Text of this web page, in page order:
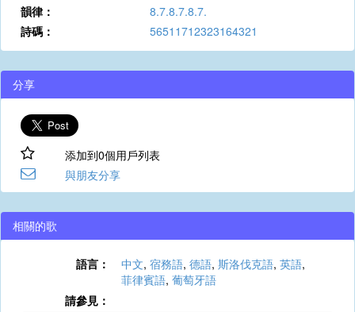
韻律：
8.7.8.7.8.7.
詩碼：
56511712323164321
分享
添加到0個用戶列表
與朋友分享
相關的歌
語言： 中文, 宿務語, 德語, 斯洛伐克語, 英語,
菲律賓語, 葡萄牙語
請參見：